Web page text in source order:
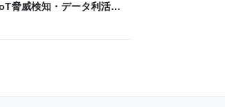
脅威検知・データ利活用
Blog